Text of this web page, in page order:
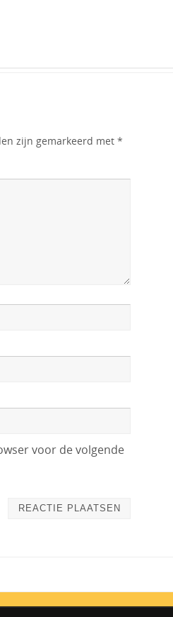
zijn gemarkeerd met *
voor de volgende